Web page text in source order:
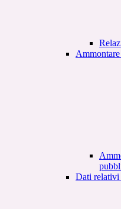
Dati relativi